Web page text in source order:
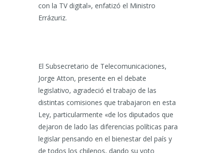
con la TV digital», enfatizó el Ministro
Errázuriz.
El Subsecretario de Telecomunicaciones,
Jorge Atton, presente en el debate
legislativo, agradeció el trabajo de las
distintas comisiones que trabajaron en esta
Ley, particularmente «de los diputados que
dejaron de lado las diferencias políticas para
legislar pensando en el bienestar del país y
de todos los chilenos, dando su voto